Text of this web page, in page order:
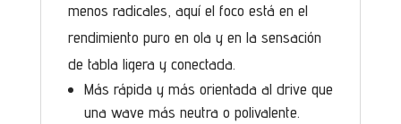
menos radicales, aquí el foco está en el
rendimiento puro en ola y en la sensación
de tabla ligera y conectada.
Más rápida y más orientada al drive que
una wave más neutra o polivalente.